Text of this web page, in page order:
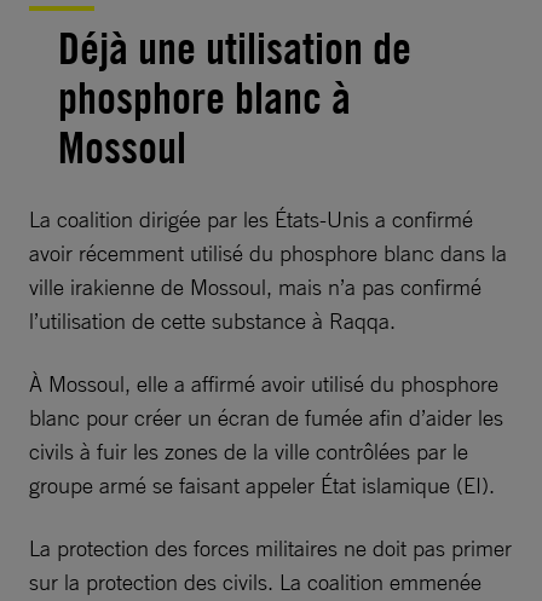
Déjà une utilisation de
phosphore blanc à
Mossoul
La coalition dirigée par les États-Unis a confirmé
avoir récemment utilisé du phosphore blanc dans la
ville irakienne de Mossoul, mais n’a pas confirmé
l’utilisation de cette substance à Raqqa.
À Mossoul, elle a affirmé avoir utilisé du phosphore
blanc pour créer un écran de fumée afin d’aider les
civils à fuir les zones de la ville contrôlées par le
groupe armé se faisant appeler État islamique (EI).
La protection des forces militaires ne doit pas primer
sur la protection des civils. La coalition emmenée